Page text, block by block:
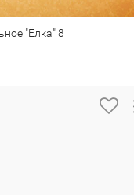
"Ёлка" 8